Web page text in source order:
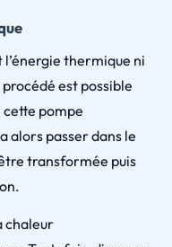
thermique ni
procédé est possible
pompe
alors passer dans le
transformée puis
chaleur